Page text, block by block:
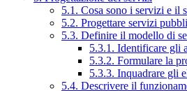
5.1. Cosa sono i servizi e il
5.2. Progettare servizi
5.3. Definire il modello di
5.3.1. Identificare gli
5.3.2. Formulare la
5.3.3. Inquadrare gli
5.4. Descrivere il